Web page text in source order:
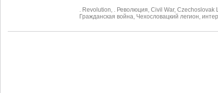
. Revolution . Революция Civil War, Czechoslovak
Гражданская война Чехословацкий легион